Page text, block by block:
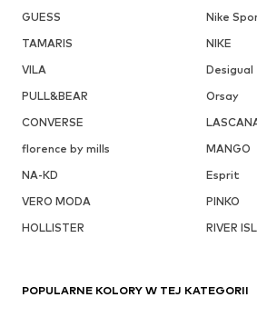
GUESS
Nike
TAMARIS
NIKE
VILA
Desigual
PULL&BEAR
Orsay
CONVERSE
florence by mills
MANGO
NA-KD
Esprit
VERO MODA
PINKO
HOLLISTER
RIVER
POPULARNE KOLORY W TEJ KATEGORII